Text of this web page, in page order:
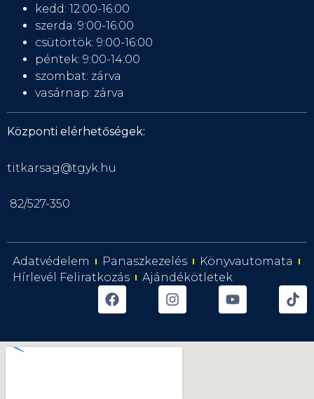
kedd: 12:00-16:00
szerda: 9:00-16:00
csütörtök: 9:00-16:00
péntek: 9:00-14:00
szombat: zárva
vasárnap: zárva
Központi elérhetőségek:
titkarsag@tgyk.hu
82/527-350
Adatvédelem Panaszkezelés
Könyvautomata
Hírlevél Feliratkozás
Ajándékötletek